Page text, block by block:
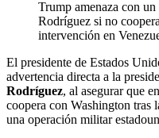
Trump amenaza con
Rodríguez si no
intervención en
El presidente de Estados
advertencia directa a la
Rodríguez, al asegurar que
coopera con Washington tras
una operación militar